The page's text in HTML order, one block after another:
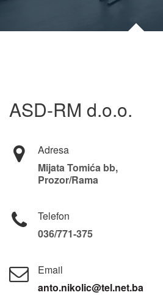
ASD-RM d.o.o.
Adresa
Mijata Tomića bb,
Prozor/Rama
Telefon
036/771-375
Email
anto.nikolic@tel.net.ba